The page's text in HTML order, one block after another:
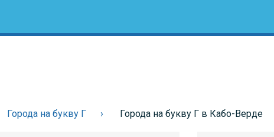
Города на букву Г Города на букву Г в Кабо-Верде